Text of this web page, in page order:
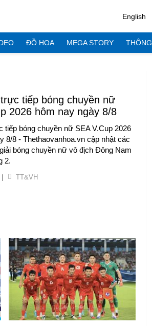
English
ĐỒ HỌA MEGA STORY
tiếp bóng chuyền nữ
2026 hôm nay ngày 8/8
tiếp bóng chuyền nữ SEA V.Cup 2026
8/8 - Thethaovanhoa.vn cập nhật các
bóng chuyền nữ vô địch Đông Nam
2.
TT&VH